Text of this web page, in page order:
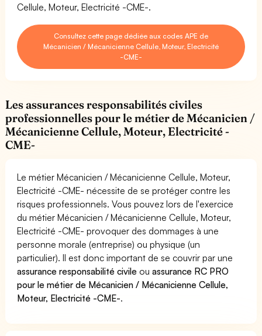
Cellule, Moteur, Electricité -CME-.
Consultez cette page dédiée aux codes APE de
Mécanicien / Mécanicienne Cellule, Moteur, Electricité
-CME-
Les assurances responsabilités civiles
professionnelles pour le métier de Mécanicien /
Mécanicienne Cellule, Moteur, Electricité -
CME-
Le métier Mécanicien / Mécanicienne Cellule, Moteur,
Electricité -CME- nécessite de se protéger contre les
risques professionnels. Vous pouvez lors de l'exercice
du métier Mécanicien / Mécanicienne Cellule, Moteur,
Electricité -CME- provoquer des dommages à une
personne morale (entreprise) ou physique (un
particulier). Il est donc important de se couvrir par une
assurance responsabilité civile ouassurance RC PRO
pour le métier de Mécanicien / Mécanicienne Cellule,
Moteur, Electricité -CME-.